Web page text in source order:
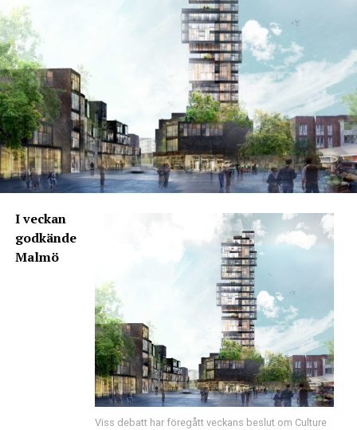
Viss debatt har föregått veckans beslut om Culture
I veckan
godkände
Malmö